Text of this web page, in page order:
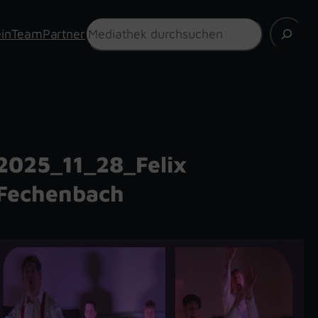
TeamPartner
Suchen